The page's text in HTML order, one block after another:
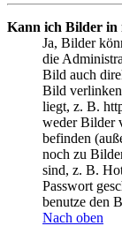
Kann ich Bilder in
Ja, Bilder
die
Bild auch
Bild
liegt, z. B.
weder Bilder
befinden
noch zu
sind, z. B.
Passwort
benutze den
Nach oben